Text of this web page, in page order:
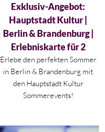
Aktueller Preis ist: 28,00 €.
Exklusiv-Angebot:
Hauptstadt Kultur |
Berlin & Brandenburg |
Erlebniskarte für 2
Erlebe den perfekten Sommer
in Berlin & Brandenburg mit
den Hauptstadt Kultur
Sommerevents!